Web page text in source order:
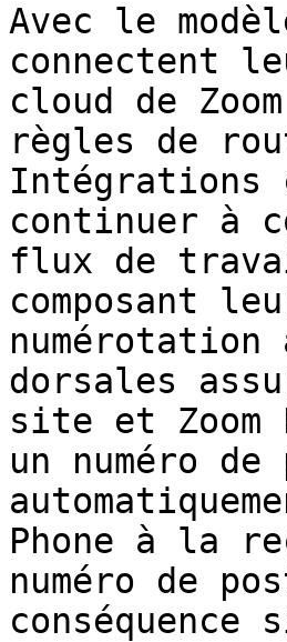
Avec le
connectent
cloud de
règles de
Intégrations
continuer à
flux de
composant
numérotation
dorsales
site et Zoom
un numéro
Phone à la
numéro de